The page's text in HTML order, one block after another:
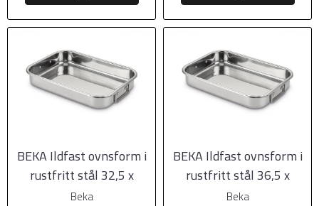
BEKA Ildfast ovnsform i
rustfritt stål 32,5 x
23,2cm
Beka
BEKA Ildfast ovnsform i
rustfritt stål 36,5 x
26,3cm
Beka